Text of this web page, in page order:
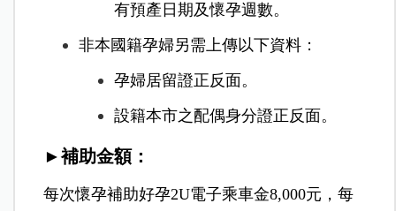
有預產日期及懷孕週數。
非本國籍孕婦另需上傳以下資料：
孕婦居留證正反面。
設籍本市之配偶身分證正反面。
►補助金額：
每次懷孕補助好孕2U電子乘車金8,000元，每